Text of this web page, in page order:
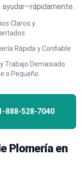
Claros y
Rápida y Confiable
Trabajo Demasiado
o Pequeño
888-528-7040
Plomería en